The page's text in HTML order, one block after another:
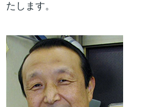
たします。